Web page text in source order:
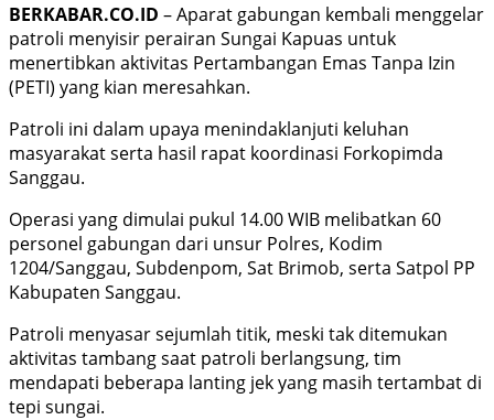
BERKABAR.CO.ID – Aparat gabungan kembali menggelar
patroli menyisir perairan Sungai Kapuas untuk
menertibkan aktivitas Pertambangan Emas Tanpa Izin
(PETI) yang kian meresahkan.
Patroli ini dalam upaya menindaklanjuti keluhan
masyarakat serta hasil rapat koordinasi Forkopimda
Sanggau.
Operasi yang dimulai pukul 14.00 WIB melibatkan 60
personel gabungan dari unsur Polres, Kodim
1204/Sanggau, Subdenpom, Sat Brimob, serta Satpol PP
Kabupaten Sanggau.
Patroli menyasar sejumlah titik, meski tak ditemukan
aktivitas tambang saat patroli berlangsung, tim
mendapati beberapa lanting jek yang masih tertambat di
tepi sungai.